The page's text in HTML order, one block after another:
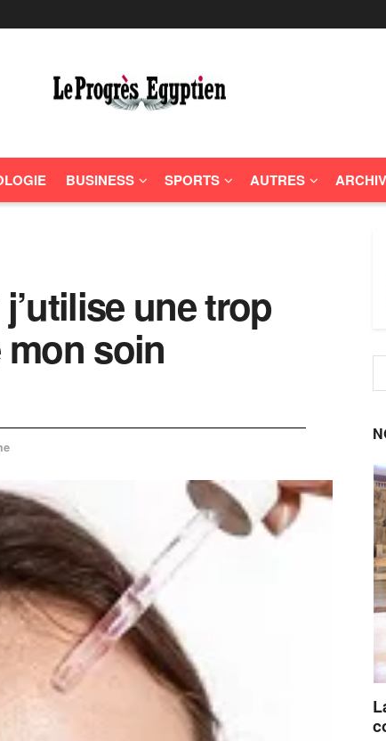
BUSINESS SPORTS AUTRES
une trop
soin